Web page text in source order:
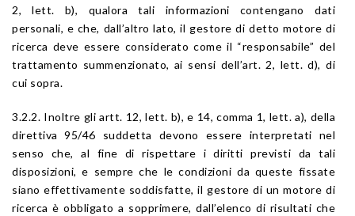
2, lett. b), qualora tali informazioni contengano dati
personali, e che, dall’altro lato, il gestore di detto motore di
ricerca deve essere considerato come il “responsabile” del
trattamento summenzionato, ai sensi dell’art. 2, lett. d), di
cui sopra.
3.2.2. Inoltre gli artt. 12, lett. b), e 14, comma 1, lett. a), della
direttiva 95/46 suddetta devono essere interpretati nel
senso che, al fine di rispettare i diritti previsti da tali
disposizioni, e sempre che le condizioni da queste fissate
siano effettivamente soddisfatte, il gestore di un motore di
ricerca è obbligato a sopprimere, dall’elenco di risultati che